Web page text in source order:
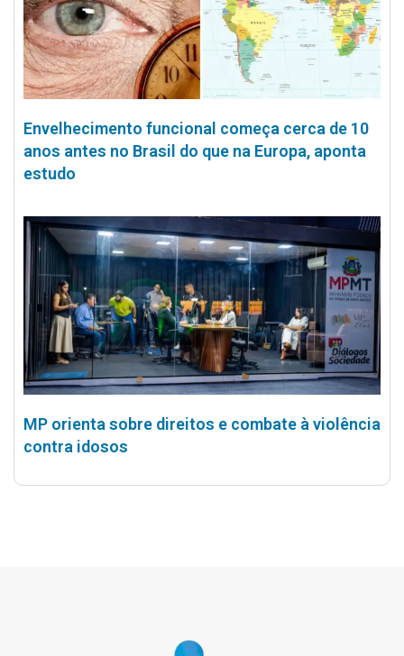
Envelhecimento funcional começa cerca de 10
anos antes no Brasil do que na Europa, aponta
estudo
MP orienta sobre direitos e combate à violência
contra idosos